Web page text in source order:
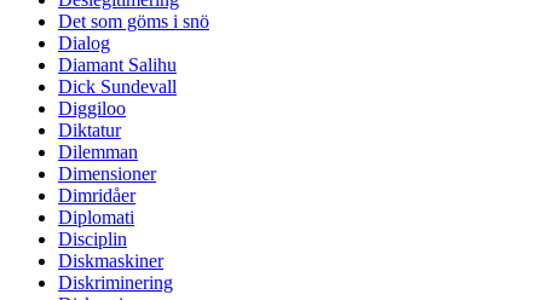
Det som göms i snö
Dialog
Diamant Salihu
Dick Sundevall
Diggiloo
Diktatur
Dilemman
Dimensioner
Dimridåer
Diplomati
Disciplin
Diskmaskiner
Diskriminering